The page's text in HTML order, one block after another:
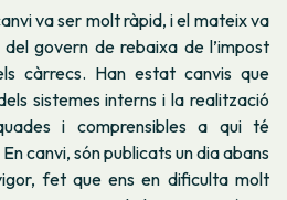
va ser molt ràpid, i el mateix va
govern de rebaixa de l’impost
càrrecs. Han estat canvis que
sistemes interns i la realització
i comprensibles a qui té
canvi, són publicats un dia abans
fet que ens en dificulta molt